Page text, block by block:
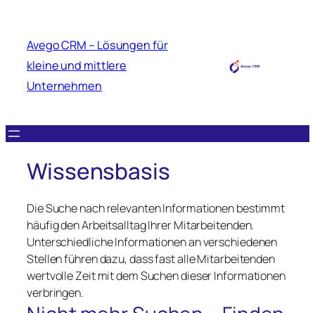
Avego CRM – Lösungen für
kleine und mittlere
Unternehmen
Wissensbasis
Die Suche nach relevanten Informationen bestimmt
häufig den Arbeitsalltag Ihrer Mitarbeitenden.
Unterschiedliche Informationen an verschiedenen
Stellen führen dazu, dass fast alle Mitarbeitenden
wertvolle Zeit mit dem Suchen dieser Informationen
verbringen.